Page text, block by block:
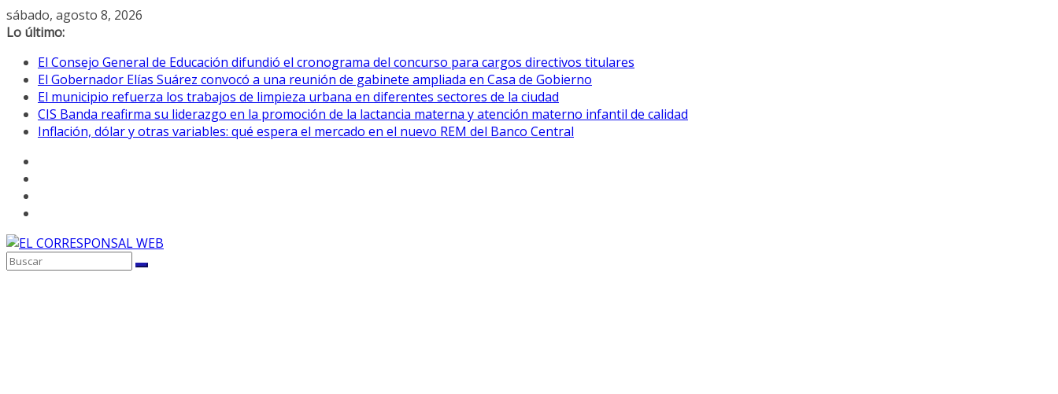
Saltar
al
sábado, agosto 8, 2026
Lo último:
El Consejo General de Educación difundió el cronograma del concurso para cargos directivos titulares
El Gobernador Elías Suárez convocó a una reunión de gabinete ampliada en Casa de Gobierno
El municipio refuerza los trabajos de limpieza urbana en diferentes sectores de la ciudad
CIS Banda reafirma su liderazgo en la promoción de la lactancia materna y atención materno infantil de calidad
Inflación, dólar y otras variables: qué espera el mercado en el nuevo REM del Banco Central